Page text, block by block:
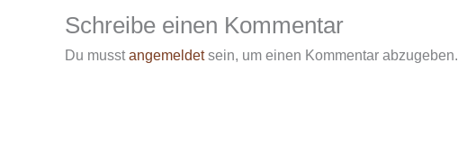
Schreibe einen Kommentar
Du musstangemeldetsein, um einen Kommentar abzugeben.